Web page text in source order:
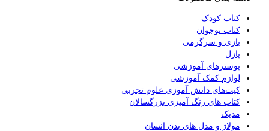
کتاب کودک
کتاب نوجوان
بازی و سرگرمی
پازل
پوسترهای آموزشی
لوازم کمک آموزشی
کیت‌های دانش آموزی علوم تجربی
کتاب های رنگ آمیزی بزرگسالان
مدیک
مولاژ و مدل های بدن انسان